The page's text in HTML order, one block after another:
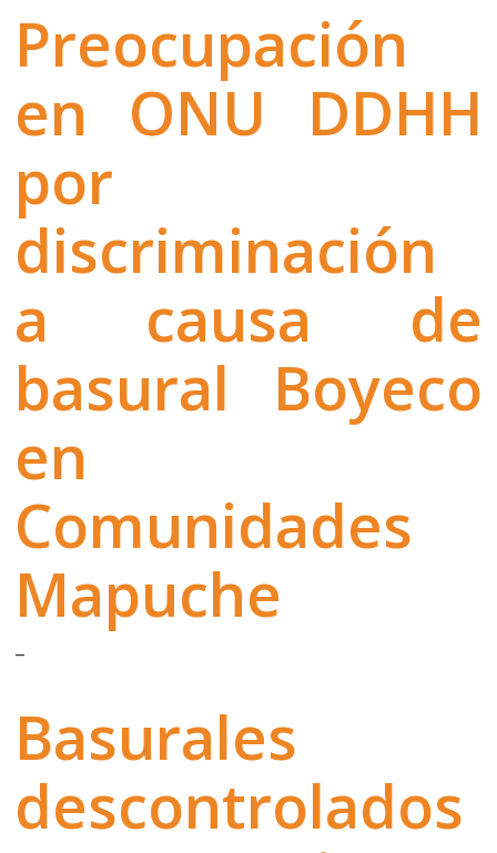
Preocupación
en ONU DDHH
por
discriminación
a causa de
basural Boyeco
en
Comunidades
Mapuche
–
Basurales
descontrolados